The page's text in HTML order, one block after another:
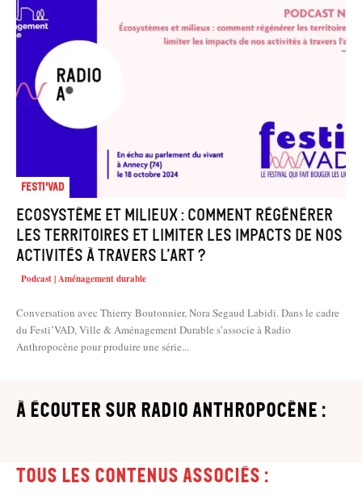
Festi'VAD
Ecosystème et milieux : comment régénérer
les territoires et limiter les impacts de nos
activités à travers l’art ?
Podcast | Aménagement durable
Conversation avec Thierry Boutonnier, Nora Segaud Labidi. Dans le cadre
du Festi’VAD, Ville & Aménagement Durable s’associe à Radio
Anthropocène pour produire une série...
à écouter sur Radio Anthropocène :
Tous les contenus associés :